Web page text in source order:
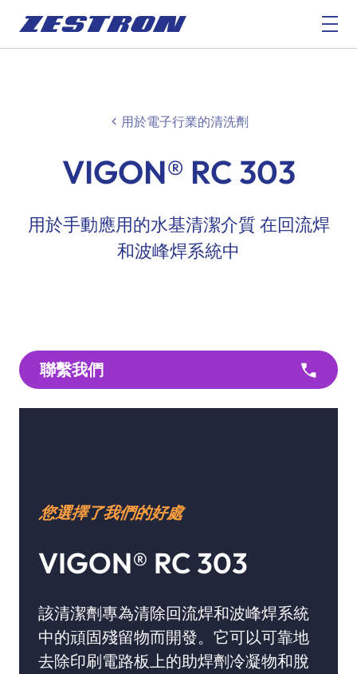
用於電子行業的清洗劑
VIGON® RC 303
用於手動應用的水基清潔介質 在回流焊
和波峰焊系統中
聯繫我們
您選擇了我們的好處
VIGON® RC 303
該清潔劑專為清除回流焊和波峰焊系統
中的頑固殘留物而開發。它可以可靠地
去除印刷電路板上的助焊劑冷凝物和脫